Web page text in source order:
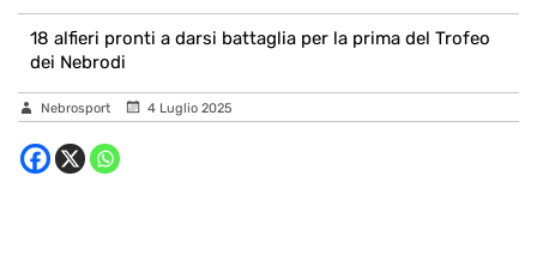
18 alfieri pronti a darsi battaglia per la prima del Trofeo
dei Nebrodi
Nebrosport 4 Luglio 2025